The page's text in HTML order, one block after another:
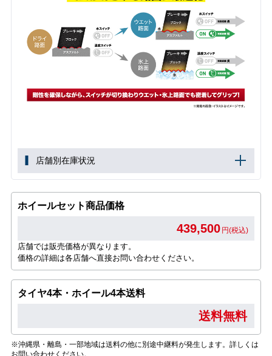
店舗別在庫状況
ホイールセット商品価格
439,500 円(税込)
店舗では販売価格が異なります。
価格の詳細は各店舗へ直接お問い合わせください。
タイヤ4本・ホイール4本送料
送料無料
※沖縄県・離島・一部地域は送料の他に別途中継料が発生します。詳しくは
お問い合わせください。